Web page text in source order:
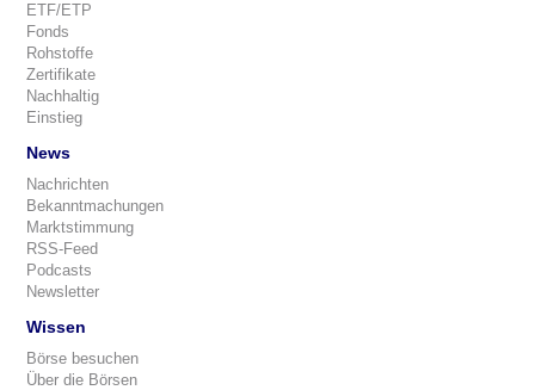
ETF/ETP
Fonds
Rohstoffe
Zertifikate
Nachhaltig
Einstieg
News
Nachrichten
Bekanntmachungen
Marktstimmung
RSS-Feed
Podcasts
Newsletter
Wissen
Börse besuchen
Über die Börsen